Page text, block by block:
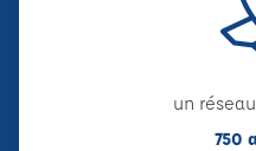
un
750